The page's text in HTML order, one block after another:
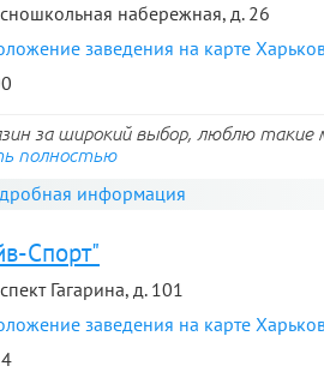
набережная, д. 26
заведения на карте
за широкий выбор, люблю
полностью
информация
Спорт"
Гагарина, д. 101
заведения на карте